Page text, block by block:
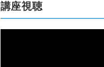
講座視聴